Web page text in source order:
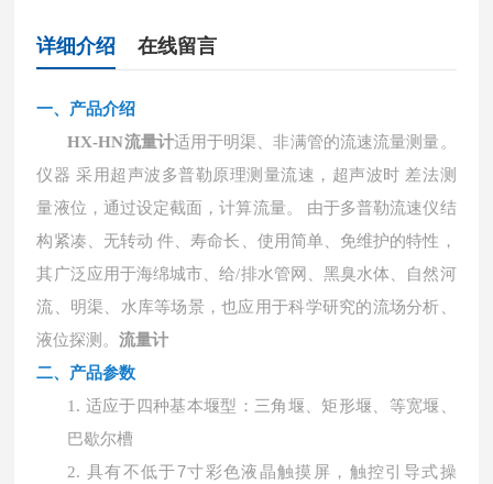
详细介绍 在线留言
一、产品介绍
HX-HN流量计适用于明渠、非满管的流速流量测量。
仪器 采用超声波多普勒原理测量流速，超声波时 差法测
量液位，通过设定截面，计算流量。 由于多普勒流速仪结
构紧凑、无转动 件、寿命长、使用简单、免维护的特性，
其广泛应用于海绵城市、给/排水管网、黑臭水体、自然河
流、明渠、水库等场景，也应用于科学研究的流场分析、
液位探测。流量计
二、产品参数
1. 适应于四种基本堰型：三角堰、矩形堰、等宽堰、
巴歇尔槽
2. 具有不低于7寸彩色液晶触摸屏，触控引导式操